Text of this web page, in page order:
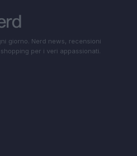
giorno. Nerd news, recensioni
per i veri appassionati.